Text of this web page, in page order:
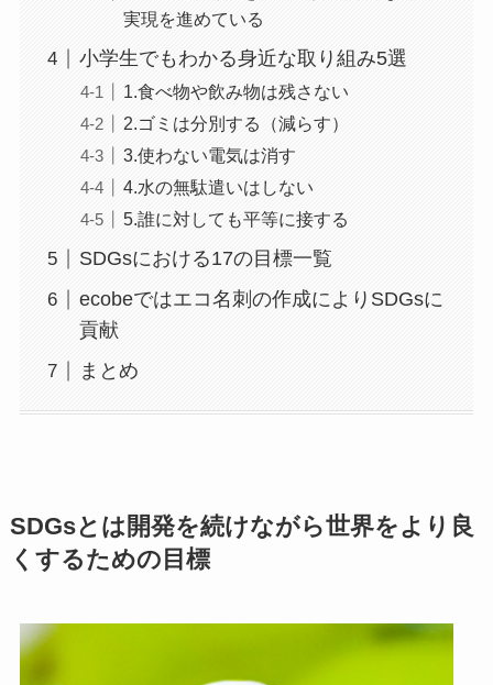
実現を進めている
小学生でもわかる身近な取り組み5選
1.食べ物や飲み物は残さない
2.ゴミは分別する（減らす）
3.使わない電気は消す
4.水の無駄遣いはしない
5.誰に対しても平等に接する
SDGsにおける17の目標一覧
ecobeではエコ名刺の作成によりSDGsに
貢献
まとめ
SDGsとは開発を続けながら世界をより良
くするための目標